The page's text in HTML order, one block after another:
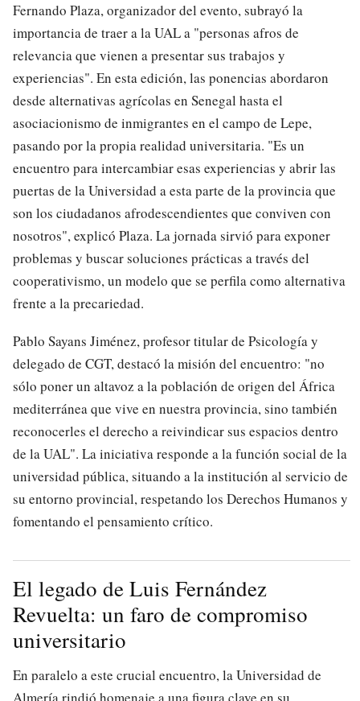
Fernando Plaza, organizador del evento, subrayó la
importancia de traer a la UAL a "personas afros de
relevancia que vienen a presentar sus trabajos y
experiencias". En esta edición, las ponencias abordaron
desde alternativas agrícolas en Senegal hasta el
asociacionismo de inmigrantes en el campo de Lepe,
pasando por la propia realidad universitaria. "Es un
encuentro para intercambiar esas experiencias y abrir las
puertas de la Universidad a esta parte de la provincia que
son los ciudadanos afrodescendientes que conviven con
nosotros", explicó Plaza. La jornada sirvió para exponer
problemas y buscar soluciones prácticas a través del
cooperativismo, un modelo que se perfila como alternativa
frente a la precariedad.
Pablo Sayans Jiménez, profesor titular de Psicología y
delegado de CGT, destacó la misión del encuentro: "no
sólo poner un altavoz a la población de origen del África
mediterránea que vive en nuestra provincia, sino también
reconocerles el derecho a reivindicar sus espacios dentro
de la UAL". La iniciativa responde a la función social de la
universidad pública, situando a la institución al servicio de
su entorno provincial, respetando los Derechos Humanos y
fomentando el pensamiento crítico.
El legado de Luis Fernández
Revuelta: un faro de compromiso
universitario
En paralelo a este crucial encuentro, la Universidad de